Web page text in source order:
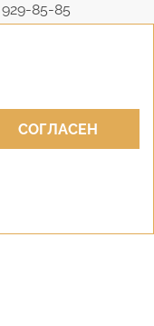
СОГЛАСЕН
929-85-85
31-10
c@mail.ru